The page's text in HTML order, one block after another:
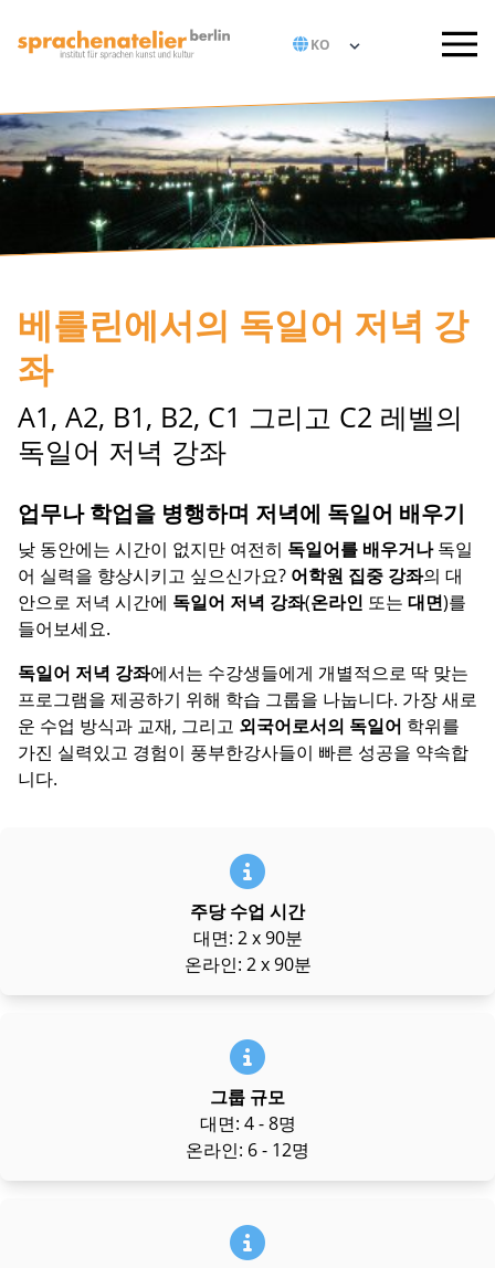
베를린에서의 독일어 저녁 강
좌
A1, A2, B1, B2, C1 그리고 C2 레벨의
독일어 저녁 강좌
업무나 학업을 병행하며 저녁에 독일어 배우기
낮 동안에는 시간이 없지만 여전히 독일어를 배우거나독일
어 실력을 향상시키고 싶으신가요? 어학원 집중 강좌의 대
안으로 저녁 시간에 독일어 저녁 강좌(온라인 또는 대면)를
들어보세요.
독일어 저녁 강좌에서는 수강생들에게 개별적으로 딱 맞는
프로그램을 제공하기 위해 학습 그룹을 나눕니다. 가장 새로
운 수업 방식과 교재, 그리고 외국어로서의 독일어 학위를
가진 실력있고 경험이 풍부한강사들이 빠른 성공을 약속합
니다.
주당 수업 시간
대면: 2 x 90분
온라인: 2 x 90분
그룹 규모
대면: 4 - 8명
온라인: 6 - 12명